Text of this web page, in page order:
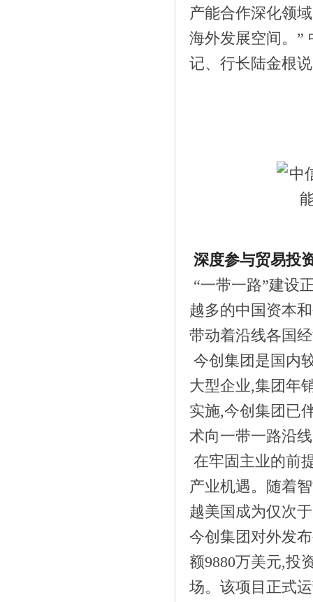
产能合作深化领
海外发展空间。”
记、行长陆金根
深度参与贸易投
“一带一路”建设
越多的中国资本
带动着沿线各国
今创集团是国内
大型企业,集团年
实施,今创集团已
术向一带一路沿
在牢固主业的前
产业机遇。随着
越美国成为仅次
今创集团对外发
额9880万美元,投
场。该项目正式